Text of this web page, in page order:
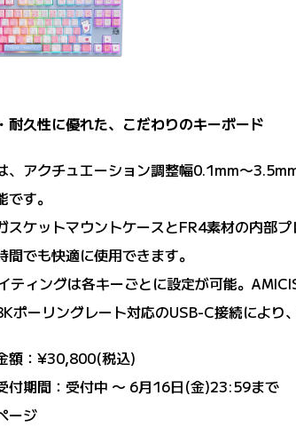
耐久性に優れた、こだわりのキーボード
、アクチュエーション調整幅0.1mm〜
す。
スケットマウントケースとFR4素材の内部
間でも快適に使用できます。
ティングは各キーごとに設定が可能。
ポーリングレート対応のUSB-C接続により
額：¥30,800(税込)
付期間：受付中 〜 6月16日(金)23:59まで
ージ